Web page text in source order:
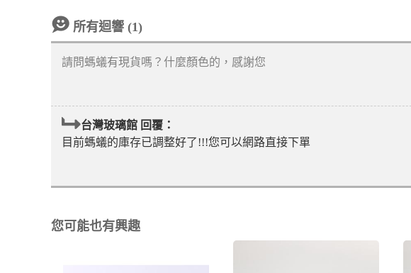
所有迴響 (1)
請問螞蟻有現貨嗎？什麼顏色的，感謝您
台灣玻璃館 回覆：
目前螞蟻的庫存已調整好了!!!您可以網路直接下單
您可能也有興趣